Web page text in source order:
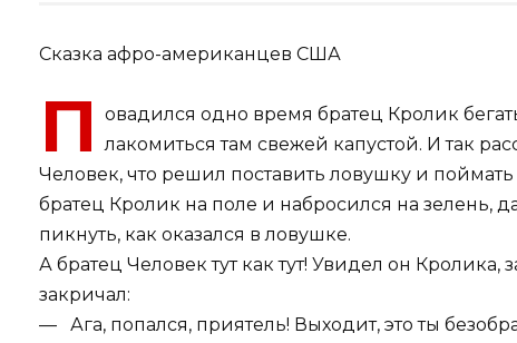
Сказка афро-американцев США
П
овадился одно время братец Кролик
лакомиться там свежей капустой. И так
Человек, что решил поставить ловушку и
братец Кролик на поле и набросился на зелень,
пикнуть, как оказался в ловушке.
А братец Человек тут как тут! Увидел он Кролика,
закричал:
— Ага, попался, приятель! Выходит, это ты